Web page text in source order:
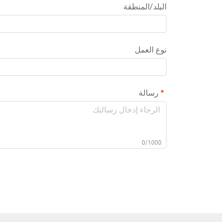
البلد/المنطقة
نوع العمل
رسالة
0/1000